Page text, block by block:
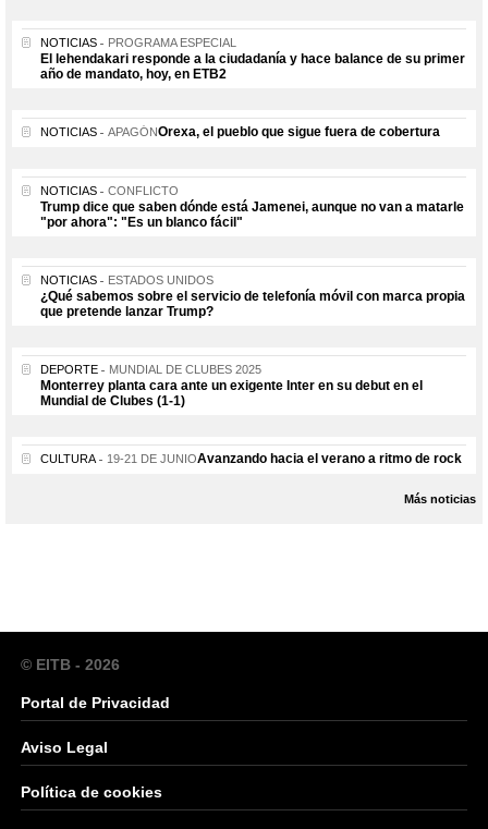
NOTICIAS PROGRAMA ESPECIAL
El lehendakari responde a la ciudadanía y hace balance de su primer
año de mandato, hoy, en ETB2
NOTICIAS APAGÓNOrexa, el pueblo que sigue fuera de cobertura
NOTICIAS CONFLICTO
Trump dice que saben dónde está Jamenei, aunque no van a matarle
"por ahora": "Es un blanco fácil"
NOTICIAS ESTADOS UNIDOS
¿Qué sabemos sobre el servicio de telefonía móvil con marca propia
que pretende lanzar Trump?
DEPORTE MUNDIAL DE CLUBES 2025
Monterrey planta cara ante un exigente Inter en su debut en el
Mundial de Clubes (1-1)
CULTURA 19-21 DE JUNIOAvanzando hacia el verano a ritmo de rock
Más noticias
© EITB - 2026
Portal de Privacidad
Aviso Legal
Política de cookies